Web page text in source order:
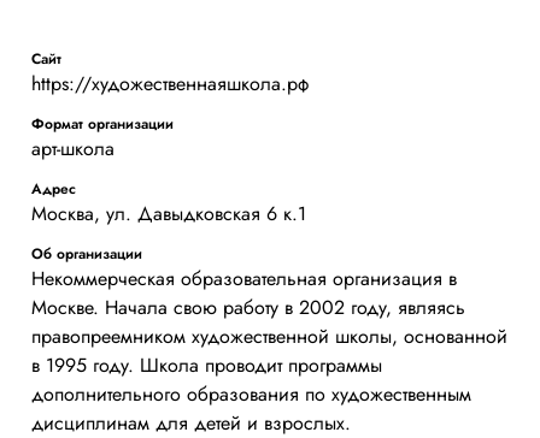
Сайт
https://художественнаяшкола.рф
Формат организации
арт-школа
Адрес
Москва, ул. Давыдковская 6 к.1
Об организации
Некоммерческая образовательная организация в
Москве. Начала свою работу в 2002 году, являясь
правопреемником художественной школы, основанной
в 1995 году. Школа проводит программы
дополнительного образования по художественным
дисциплинам для детей и взрослых.